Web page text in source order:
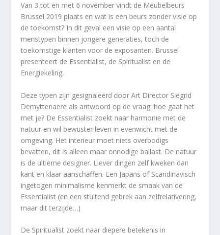
Van 3 tot en met 6 november vindt de Meubelbeurs
Brussel 2019 plaats en wat is een beurs zonder visie op
de toekomst? In dit geval een visie op een aantal
menstypen binnen jongere generaties, toch de
toekomstige klanten voor de exposanten. Brussel
presenteert de Essentialist, de Spiritualist en de
Energiekeling.
Deze typen zijn gesignaleerd door Art Director Siegrid
Demyttenaere als antwoord op de vraag: hoe gaat het
met je? De Essentialist zoekt naar harmonie met de
natuur en wil bewuster leven in evenwicht met de
omgeving. Het interieur moet niets overbodigs
bevatten, dit is alleen maar onnodige ballast. De natuur
is de ultieme designer. Liever dingen zelf kweken dan
kant en klaar aanschaffen. Een Japans of Scandinavisch
ingetogen minimalisme kenmerkt de smaak van de
Essentialist (en een stuitend gebrek aan zelfrelativering,
maar dit terzijde…)
De Spiritualist zoekt naar diepere betekenis in